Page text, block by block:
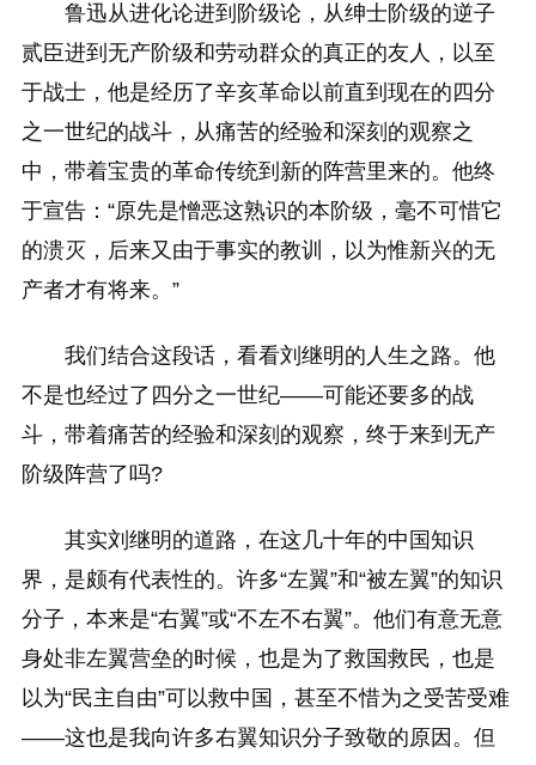
鲁迅从进化论进到阶级论，从绅士阶级的逆子
贰臣进到无产阶级和劳动群众的真正的友人，以至
于战士，他是经历了辛亥革命以前直到现在的四分
之一世纪的战斗，从痛苦的经验和深刻的观察之
中，带着宝贵的革命传统到新的阵营里来的。他终
于宣告：“原先是憎恶这熟识的本阶级，毫不可惜它
的溃灭，后来又由于事实的教训，以为惟新兴的无
产者才有将来。”
我们结合这段话，看看刘继明的人生之路。他
不是也经过了四分之一世纪——可能还要多的战
斗，带着痛苦的经验和深刻的观察，终于来到无产
阶级阵营了吗?
其实刘继明的道路，在这几十年的中国知识
界，是颇有代表性的。许多“左翼”和“被左翼”的知识
分子，本来是“右翼”或“不左不右翼”。他们有意无意
身处非左翼营垒的时候，也是为了救国救民，也是
以为“民主自由”可以救中国，甚至不惜为之受苦受难
——这也是我向许多右翼知识分子致敬的原因。但